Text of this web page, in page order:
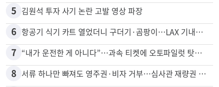
5 김원석 투자 사기 논란 고발 영상 파장
6 항공기 식기 카트 열었더니 구더기·곰팡이…LAX 기내식 업체 논란
7 “내가 운전한 게 아니다”…과속 티켓에 오토파일럿 탓한 운전자
8 서류 하나만 빠져도 영주권·비자 거부…심사관 재량권 대폭 확대